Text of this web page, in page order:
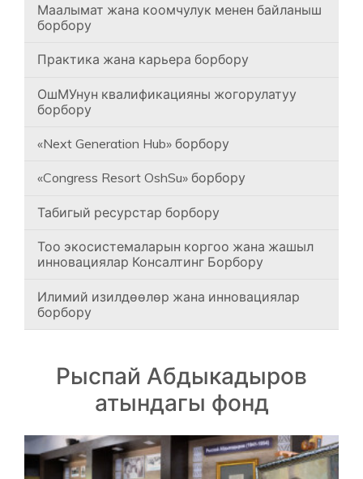
Маалымат жана коомчулук менен байланыш
борбору
Практика жана карьера борбору
ОшМУнун квалификацияны жогорулатуу
борбору
«Next Generation Hub» борбору
«Congress Resort OshSu» борбору
Табигый ресурстар борбору
Тоо экосистемаларын коргоо жана жашыл
инновациялар Консалтинг Борбору
Илимий изилдөөлөр жана инновациялар
борбору
Рыспай Абдыкадыров
атындагы фонд